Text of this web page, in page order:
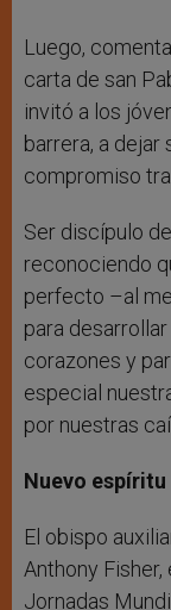
Luego,
carta de san
invitó a los
barrera, a dejar
compromiso
Ser discípulo
reconociendo
perfecto –al
para
corazones y
especial
por nuestras
Nuevo espíritu
El obispo
Anthony
Jornadas